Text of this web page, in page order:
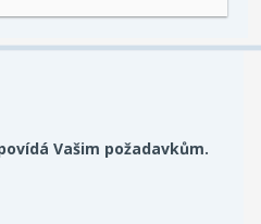
Vašim požadavkům.